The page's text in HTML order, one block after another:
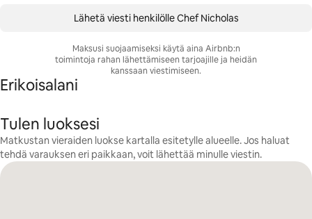
Lähetä viesti henkilölle Chef Nicholas
Maksusi suojaamiseksi käytä aina Airbnb:n
toimintoja rahan lähettämiseen tarjoajille ja heidän
kanssaan viestimiseen.
Erikoisalani
Tulen luoksesi
Matkustan vieraiden luokse kartalla esitetylle alueelle. Jos haluat
tehdä varauksen eri paikkaan, voit lähettää minulle viestin.